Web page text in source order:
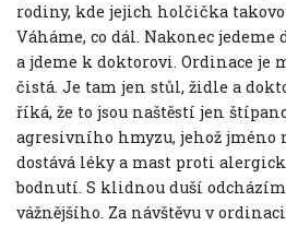
rodiny, kde jejich holčička
Váháme, co dál. Nakonec
a jdeme k doktorovi. Ordinace je
čistá. Je tam jen stůl, židle a
říká, že to jsou naštěstí jen
agresivního hmyzu, jehož jméno
dostává léky a mast proti
bodnutí. S klidnou duší
vážnějšího. Za návštěvu v